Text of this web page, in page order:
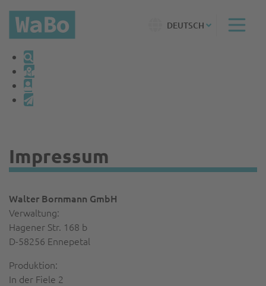
DEUTSCH
Impressum
Walter Bornmann GmbH
Verwaltung:
Hagener Str. 168 b
D-58256 Ennepetal
Produktion:
In der Fiele 2